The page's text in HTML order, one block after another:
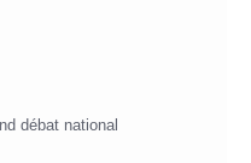
débat national